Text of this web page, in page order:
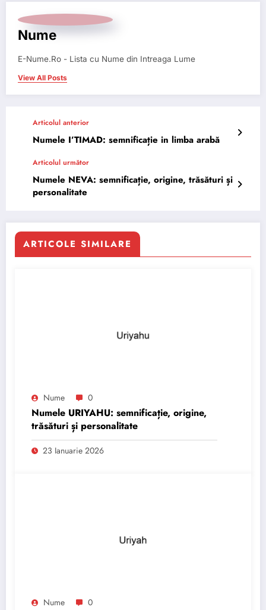
Nume
E-Nume.Ro - Lista cu Nume din Intreaga Lume
View All Posts
Articolul anterior
Numele I’TIMAD: semnificație in limba arabă
Articolul următor
Numele NEVA: semnificație, origine, trăsături și
personalitate
ARTICOLE SIMILARE
Nume 0
Numele URIYAHU: semnificație, origine,
trăsături și personalitate
23 Ianuarie 2026
Nume 0